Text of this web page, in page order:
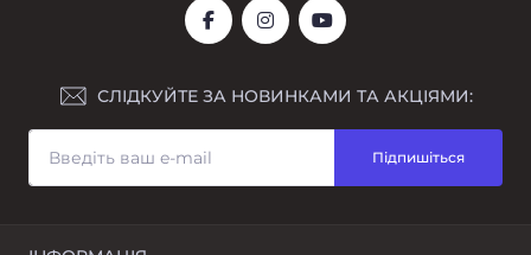
СЛІДКУЙТЕ ЗА НОВИНКАМИ ТА АКЦІЯМИ:
Підпишіться